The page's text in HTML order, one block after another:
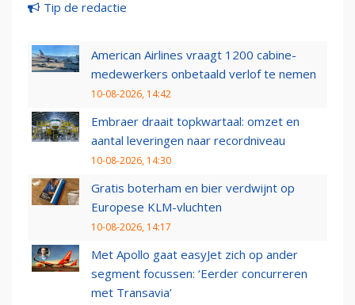
Tip de redactie
American Airlines vraagt 1200 cabine-
medewerkers onbetaald verlof te nemen
10-08-2026, 14:42
Embraer draait topkwartaal: omzet en
aantal leveringen naar recordniveau
10-08-2026, 14:30
Gratis boterham en bier verdwijnt op
Europese KLM-vluchten
10-08-2026, 14:17
Met Apollo gaat easyJet zich op ander
segment focussen: ‘Eerder concurreren
met Transavia’